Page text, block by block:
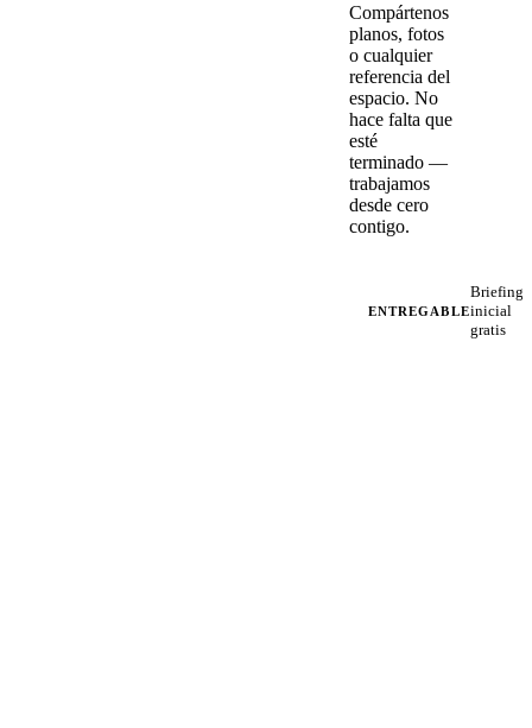
Compártenos
planos, fotos
o cualquier
referencia del
espacio. No
hace falta que
esté
terminado —
trabajamos
desde cero
contigo.
ENTREGABLE
Briefing
inicial
gratis